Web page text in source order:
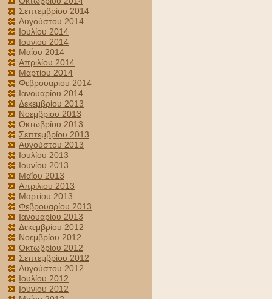
Σεπτεμβρίου 2014
Αυγούστου 2014
Ιουλίου 2014
Ιουνίου 2014
Μαΐου 2014
Απριλίου 2014
Μαρτίου 2014
Φεβρουαρίου 2014
Ιανουαρίου 2014
Δεκεμβρίου 2013
Νοεμβρίου 2013
Οκτωβρίου 2013
Σεπτεμβρίου 2013
Αυγούστου 2013
Ιουλίου 2013
Ιουνίου 2013
Μαΐου 2013
Απριλίου 2013
Μαρτίου 2013
Φεβρουαρίου 2013
Ιανουαρίου 2013
Δεκεμβρίου 2012
Νοεμβρίου 2012
Οκτωβρίου 2012
Σεπτεμβρίου 2012
Αυγούστου 2012
Ιουλίου 2012
Ιουνίου 2012